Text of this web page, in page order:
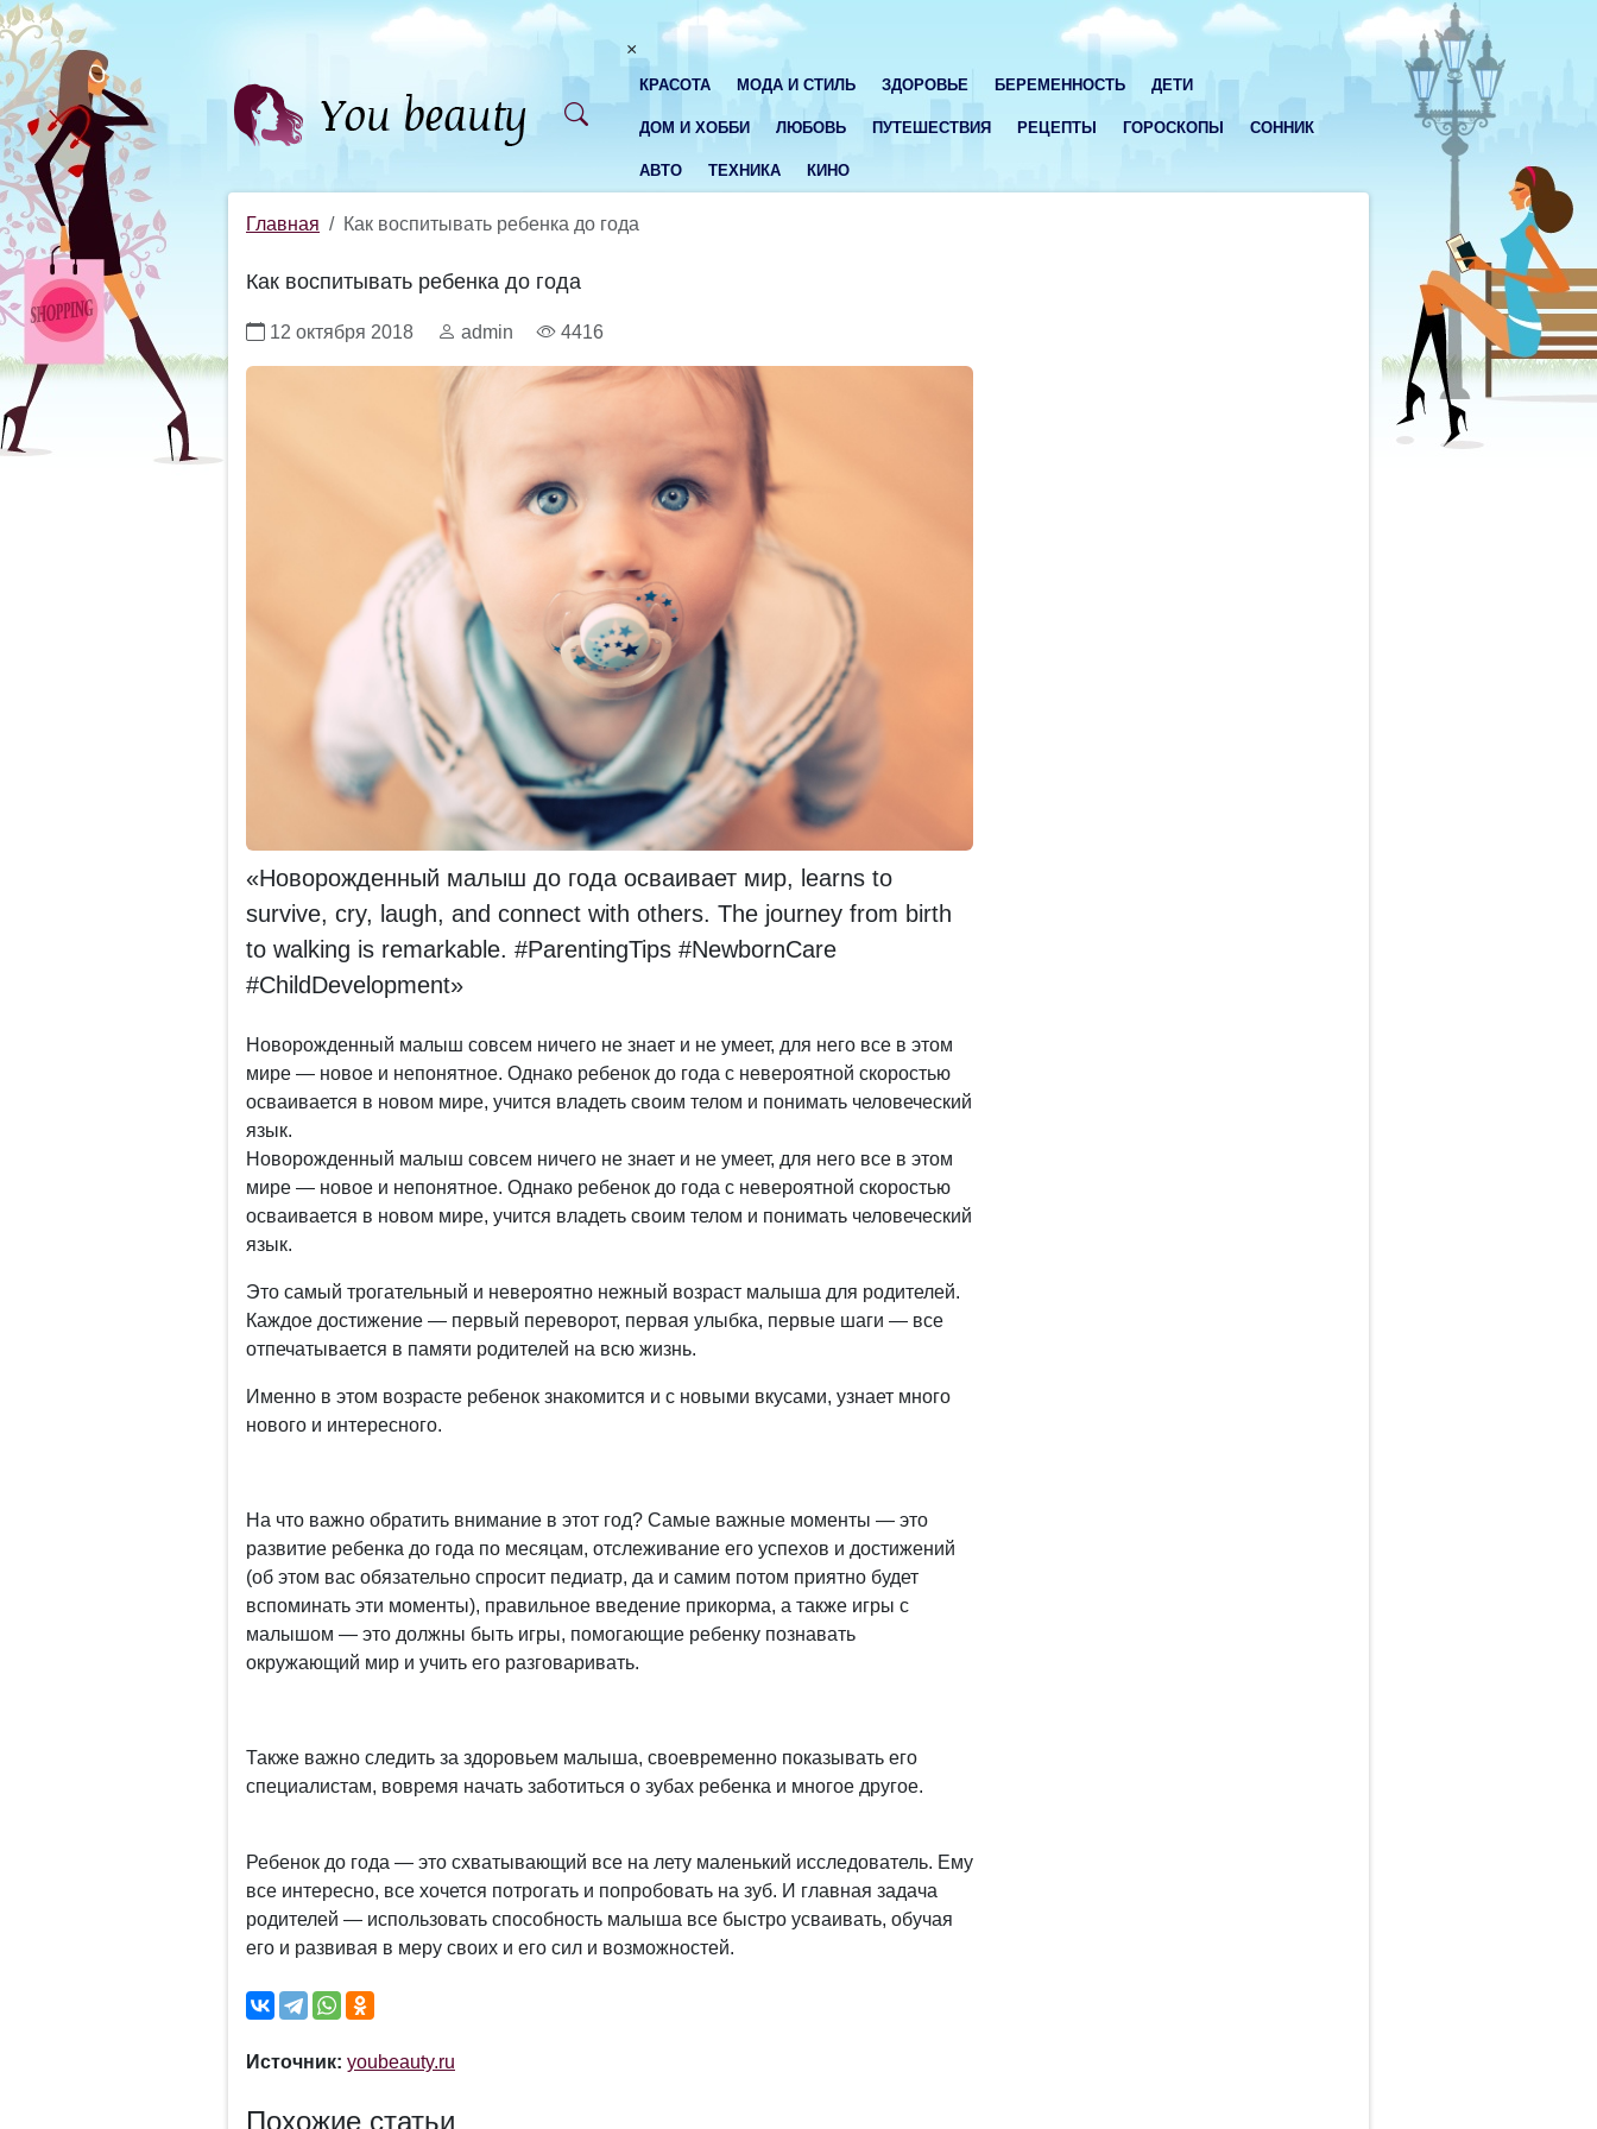
×
КРАСОТА МОДА И СТИЛЬ ЗДОРОВЬЕ БЕРЕМЕННОСТЬ ДЕТИ
ДОМ И ХОББИ ЛЮБОВЬ ПУТЕШЕСТВИЯ РЕЦЕПТЫ ГОРОСКОПЫ СОННИК
АВТО ТЕХНИКА КИНО
Главная Как воспитывать ребенка до года
Как воспитывать ребенка до года
12 октября 2018 admin 4416
«Новорожденный малыш до года осваивает мир, learns to
survive, cry, laugh, and connect with others. The journey from birth
to walking is remarkable. #ParentingTips #NewbornCare
#ChildDevelopment»
Новорожденный малыш совсем ничего не знает и не умеет, для него все в этом
мире — новое и непонятное. Однако ребенок до года с невероятной скоростью
осваивается в новом мире, учится владеть своим телом и понимать человеческий
язык.
Новорожденный малыш совсем ничего не знает и не умеет, для него все в этом
мире — новое и непонятное. Однако ребенок до года с невероятной скоростью
осваивается в новом мире, учится владеть своим телом и понимать человеческий
язык.
Это самый трогательный и невероятно нежный возраст малыша для родителей.
Каждое достижение — первый переворот, первая улыбка, первые шаги — все
отпечатывается в памяти родителей на всю жизнь.
Именно в этом возрасте ребенок знакомится и с новыми вкусами, узнает много
нового и интересного.
На что важно обратить внимание в этот год? Самые важные моменты — это
развитие ребенка до года по месяцам, отслеживание его успехов и достижений
(об этом вас обязательно спросит педиатр, да и самим потом приятно будет
вспоминать эти моменты), правильное введение прикорма, а также игры с
малышом — это должны быть игры, помогающие ребенку познавать
окружающий мир и учить его разговаривать.
Также важно следить за здоровьем малыша, своевременно показывать его
специалистам, вовремя начать заботиться о зубах ребенка и многое другое.
Ребенок до года — это схватывающий все на лету маленький исследователь. Ему
все интересно, все хочется потрогать и попробовать на зуб. И главная задача
родителей — использовать способность малыша все быстро усваивать, обучая
его и развивая в меру своих и его сил и возможностей.
Источник: youbeauty.ru
Похожие статьи